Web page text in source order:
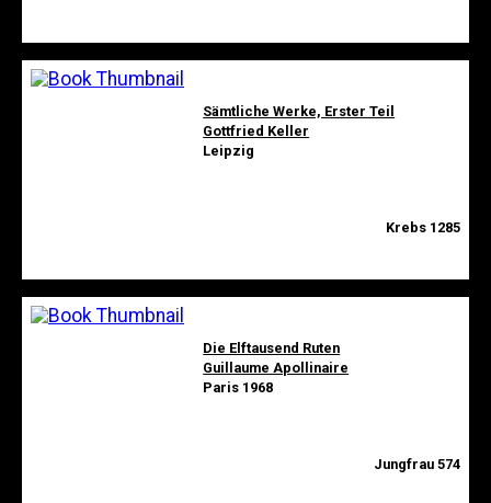
Sämtliche Werke, Erster Teil
Gottfried Keller
Leipzig
Krebs 1285
Die Elftausend Ruten
Guillaume Apollinaire
Paris 1968
Jungfrau 574